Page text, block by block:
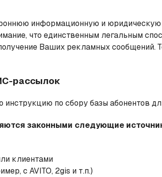
информационную и
что единственным легальным
Ваших рекламных сообщений.
рассылок
по сбору базы абонентов
законными следующие
клиентами
с AVITO, 2gis и т.п.)